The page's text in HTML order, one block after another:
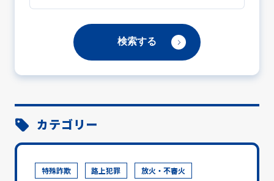
カテゴリー
特殊詐欺 路上犯罪 放火・不審火